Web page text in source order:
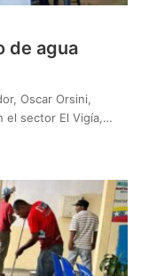
de agua
Oscar Orsini,
el sector El Vigía,…